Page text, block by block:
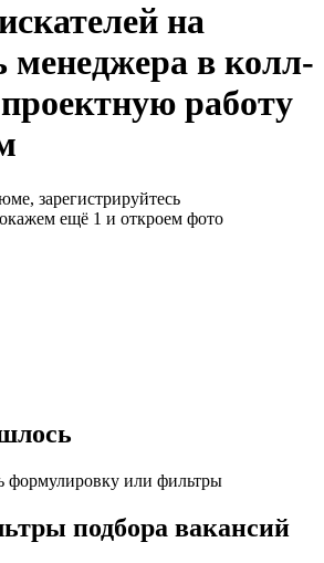
на
менеджера в колл-
работу
зарегистрируйтесь
ещё 1 и откроем фото
формулировку или фильтры
подбора вакансий